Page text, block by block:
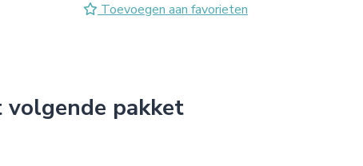
Toevoegen aan favorieten
pakket